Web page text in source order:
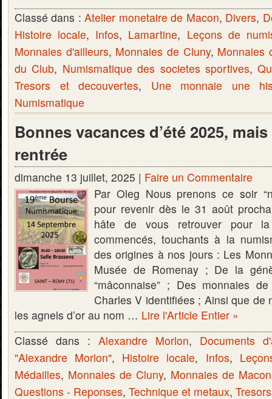
Classé dans :Atelier monetaire de Macon, Divers,
Histoire locale, Infos, Lamartine, Leçons de
Monnaies d'ailleurs, Monnaies de Cluny, Monnaies
du Club, Numismatique des societes sportives,
Tresors et decouvertes, Une monnaie une
Numismatique
Bonnes vacances d’été 2025,
rentrée
dimanche 13 juillet, 2025 | Faire un Commentaire
Par Oleg Nous prenons ce soir
pour revenir dès le 31 août
hâte de vous retrouver pour
commencés, touchants à la
des origines à nos jours : Les
Musée de Romenay ; De la
“mâconnaise” ; Des monnaies
Charles V identifiées ; Ainsi que de
les agnels d’or au nom … Lire l'Article Entier »
Classé dans : Alexandre Morlon, Documents
"Alexandre Morlon", Histoire locale, Infos,
Médailles, Monnaies de Cluny, Monnaies de Macon
Questions - Reponses, Technique et metaux,